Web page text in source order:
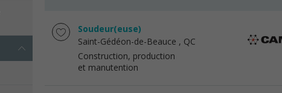
Soudeur(euse)
Saint-Gédéon-de-Beauce , QC
Construction, production
et manutention